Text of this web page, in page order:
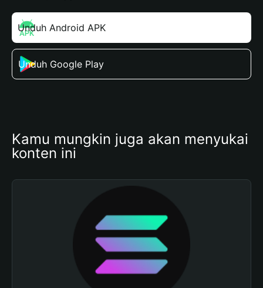
Unduh Android APK
Unduh Google Play
Kamu mungkin juga akan menyukai
konten ini